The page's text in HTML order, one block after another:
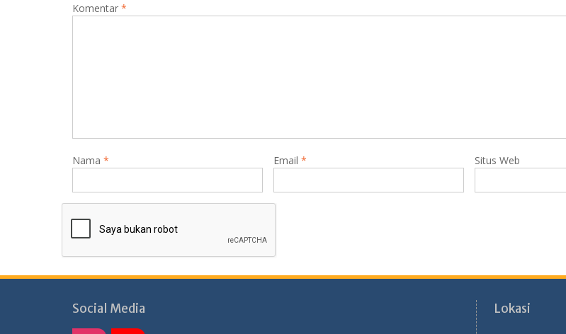
Komentar *
Nama * Email * Situs Web
Social Media Lokasi